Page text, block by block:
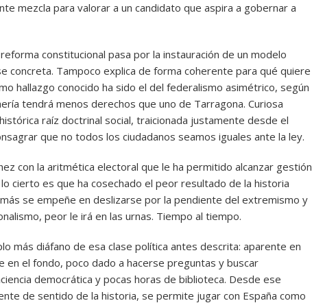
mezcla para valorar a un candidato que aspira a gobernar a
constitucional pasa por la instauración de un modelo
concreta. Tampoco explica de forma coherente para qué quiere
hallazgo conocido ha sido el del federalismo asimétrico, según
tendrá menos derechos que uno de Tarragona. Curiosa
raíz doctrinal social, traicionada justamente desde el
que no todos los ciudadanos seamos iguales ante la ley.
con la aritmética electoral que le ha permitido alcanzar gestión
cierto es que ha cosechado el peor resultado de la historia
se empeñe en deslizarse por la pendiente del extremismo y
peor le irá en las urnas. Tiempo al tiempo.
más diáfano de esa clase política antes descrita: aparente en
en el fondo, poco dado a hacerse preguntas y buscar
democrática y pocas horas de biblioteca. Desde ese
de sentido de la historia, se permite jugar con España como